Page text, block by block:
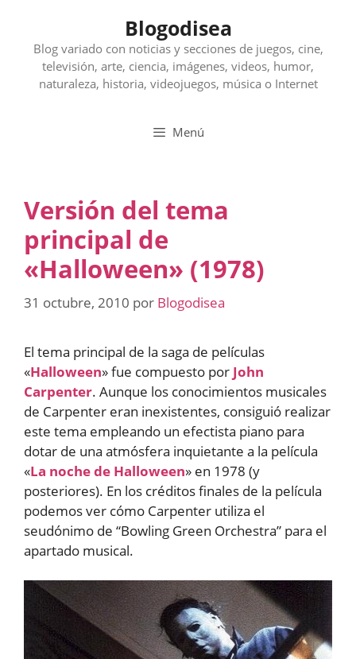
contenido
Blogodisea
Blog variado con noticias y secciones de juegos, cine,
televisión, arte, ciencia, imágenes, videos, humor,
naturaleza, historia, videojuegos, música o Internet
Menú
Versión del tema
principal de
«Halloween» (1978)
31 octubre, 2010 por Blogodisea
El tema principal de la saga de películas
«Halloween» fue compuesto por John
Carpenter. Aunque los conocimientos musicales
de Carpenter eran inexistentes, consiguió realizar
este tema empleando un efectista piano para
dotar de una atmósfera inquietante a la película
«La noche de Halloween» en 1978 (y
posteriores). En los créditos finales de la película
podemos ver cómo Carpenter utiliza el
seudónimo de “Bowling Green Orchestra” para el
apartado musical.